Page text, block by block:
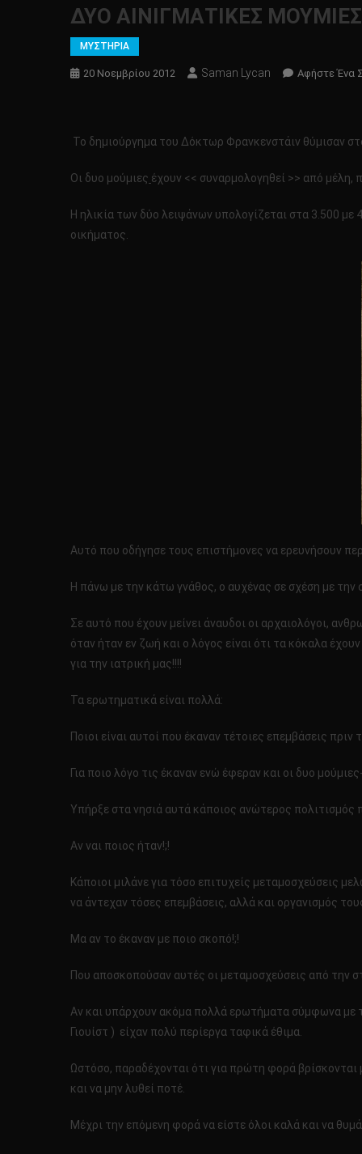
ΔΥΟ AΙNΙΓΜΑΤΙΚΕΣ
ΜΥΣΤΗΡΙΑ
20 Νοεμβρίου 2012 Saman Lycan Αφήστε Ένα
Το δημιούργημα του Δόκτωρ Φρανκενστάιν θύμισαν
Οι δυο μούμιες έχουν << συναρμολογηθεί >> από
Η ηλικία των δύο λειψάνων υπολογίζεται στα 3.500 με
οικήματος.
Αυτό που οδήγησε τους επιστήμονες να ερευνήσουν
Η πάνω με την κάτω γνάθος, ο αυχένας σε σχέση με την
Σε αυτό που έχουν μείνει άναυδοι οι αρχαιολόγοι,
όταν ήταν εν ζωή και ο λόγος είναι ότι τα κόκαλα
για την ιατρική μας!!!!
Τα ερωτηματικά είναι πολλά:
Ποιοι είναι αυτοί που έκαναν τέτοιες επεμβάσεις πριν
Για ποιο λόγο τις έκαναν ενώ έφεραν και οι δυο
Υπήρξε στα νησιά αυτά κάποιος ανώτερος πολιτισμός
Αν ναι ποιος ήταν!;!
Κάποιοι μιλάνε για τόσο επιτυχείς μεταμοσχεύσεις
να άντεχαν τόσες επεμβάσεις, αλλά και οργανισμός
Μα αν το έκαναν με ποιο σκοπό!;!
Που αποσκοπούσαν αυτές οι μεταμοσχεύσεις από την
Αν και υπάρχουν ακόμα πολλά ερωτήματα σύμφωνα με
Γιουίστ ) είχαν πολύ περίεργα ταφικά έθιμα.
Ωστόσο, παραδέχονται ότι για πρώτη φορά
και να μην λυθεί ποτέ.
Μέχρι την επόμενη φορά να είστε όλοι καλά και να